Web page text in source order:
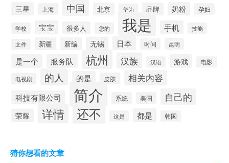
三星 上海 中国 北京 华为 品牌 奶粉 孕妇
学校 宝宝 很多人 您的 我是 手机 技能
文件 新疆 新编 无锡 日本 时间 昆明
是一个 服务队 杭州 汉族 汉语 游戏 电影
电视剧 的人 的是 皮肤 相关内容
科技有限公司 简介 系统 美国 自己的
荣耀 详情 还不 这是 都是 韩国
猜你想看的文章